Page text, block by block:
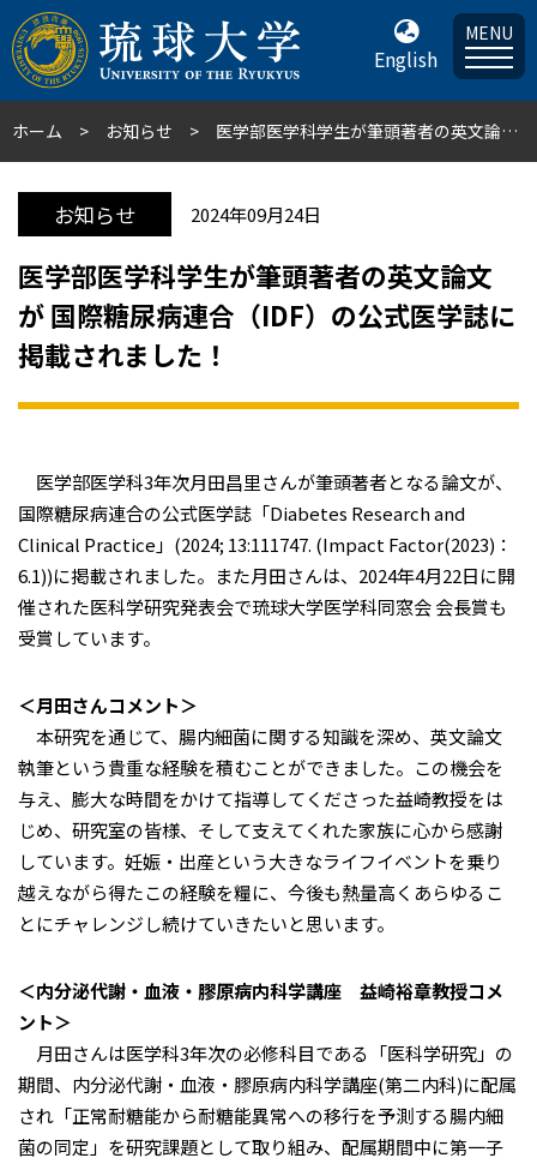
English
MENU
ホーム お知らせ 医学部医学科学生が筆頭著者の英文論文 が 国際糖尿病連合（IDF）の公式医学誌に掲載されました！
お知らせ 2024年09月24日
医学部医学科学生が筆頭著者の英文論文
が 国際糖尿病連合（IDF）の公式医学誌に
掲載されました！
医学部医学科3年次月田昌里さんが筆頭著者となる論文が、
国際糖尿病連合の公式医学誌「Diabetes Research and
Clinical Practice」(2024; 13:111747. (Impact Factor(2023)：
6.1))に掲載されました。また月田さんは、2024年4月22日に開
催された医科学研究発表会で琉球大学医学科同窓会 会長賞も
受賞しています。
＜月田さんコメント＞
本研究を通じて、腸内細菌に関する知識を深め、英文論文
執筆という貴重な経験を積むことができました。この機会を
与え、膨大な時間をかけて指導してくださった益崎教授をは
じめ、研究室の皆様、そして支えてくれた家族に心から感謝
しています。妊娠・出産という大きなライフイベントを乗り
越えながら得たこの経験を糧に、今後も熱量高くあらゆるこ
とにチャレンジし続けていきたいと思います。
＜内分泌代謝・血液・膠原病内科学講座 益崎裕章教授コメ
ント＞
月田さんは医学科3年次の必修科目である「医科学研究」の
期間、内分泌代謝・血液・膠原病内科学講座(第二内科)に配属
され「正常耐糖能から耐糖能異常への移行を予測する腸内細
菌の同定」を研究課題として取り組み、配属期間中に第一子